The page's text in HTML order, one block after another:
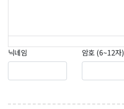
닉네임 암호 (6~12자)